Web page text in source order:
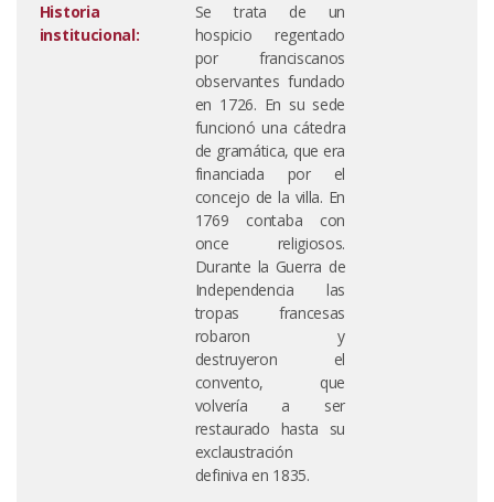
Historia
institucional:
Se trata de un
hospicio regentado
por franciscanos
observantes fundado
en 1726. En su sede
funcionó una cátedra
de gramática, que era
financiada por el
concejo de la villa. En
1769 contaba con
once religiosos.
Durante la Guerra de
Independencia las
tropas francesas
robaron y
destruyeron el
convento, que
volvería a ser
restaurado hasta su
exclaustración
definiva en 1835.